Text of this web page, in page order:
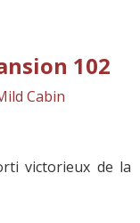
102
Cabin
victorieux de la